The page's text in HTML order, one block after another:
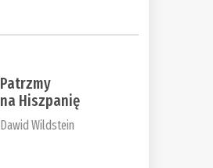
Patrzmy
na Hiszpanię
Dawid Wildstein